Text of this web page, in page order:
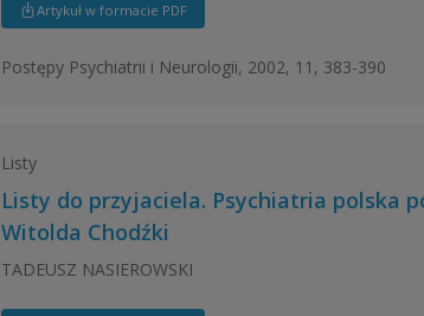
Artykuł w formacie PDF
Postępy Psychiatrii i Neurologii, 2002, 11, 383-390
Listy
Listy do przyjaciela. Psychiatria polska
Witolda Chodźki
TADEUSZ NASIEROWSKI